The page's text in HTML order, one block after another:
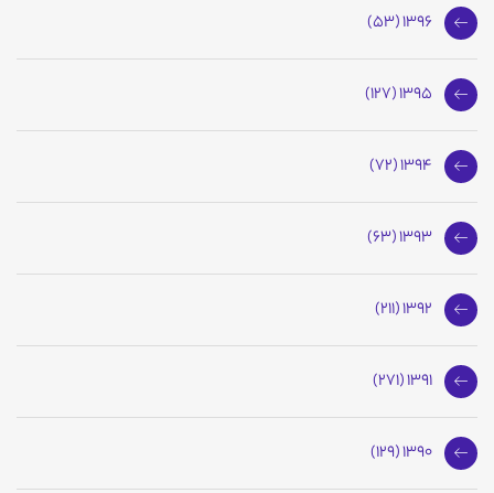
1396 (53)
1395 (127)
1394 (72)
1393 (63)
1392 (211)
1391 (271)
1390 (129)